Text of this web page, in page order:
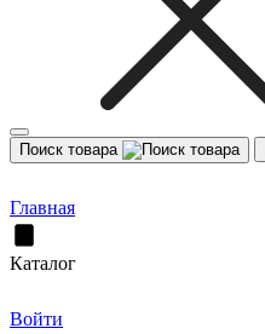
Поиск товара
Главная
Каталог
Войти